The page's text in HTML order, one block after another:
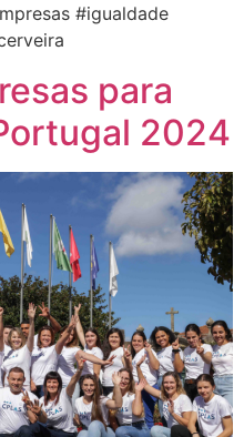
#igualdade
para
2024